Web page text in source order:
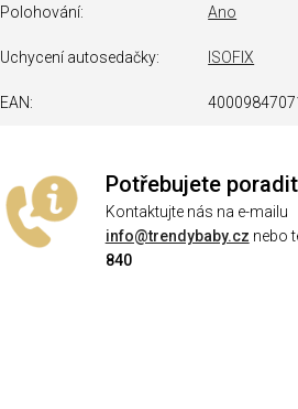
Polohování Ano
Uchycení autosedačky ISOFIX
EAN
Potřebujete
Kontaktujte nás na e-mailu
info@trendybaby.cz nebo
840